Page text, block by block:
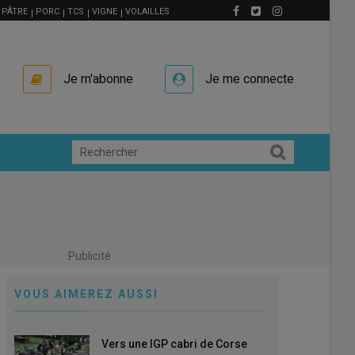
PÂTRE PORC TCS VIGNE VOLAILLES
Je m'abonne Je me connecte
Publicité
VOUS AIMEREZ AUSSI
Vers une IGP cabri de Corse